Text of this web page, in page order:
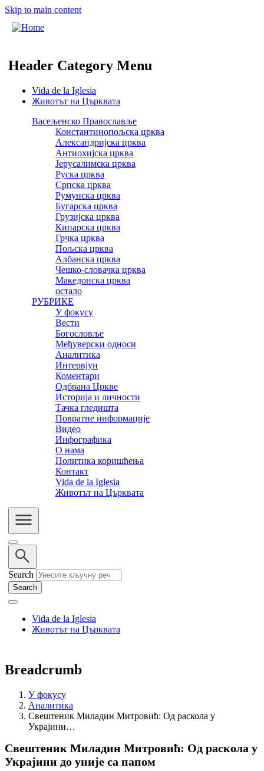
Skip to main content
Header Category Menu
Vida de la Iglesia
Животът на Църквата
Васељенско Православље
Константинопољска црква
Александријска црква
Антиохијска црква
Јерусалимска црква
Руска црква
Српска црква
Румунска црква
Бугарска црква
Грузијска црква
Кипарска црква
Грчка црква
Пољска црква
Албанска црква
Чешко-словачка црква
Македонска црква
остало
РУБРИКЕ
У фокусу
Вести
Богословље
Међуверски односи
Аналитика
Интервјуи
Коментари
Одбрана Цркве
Историја и личности
Тачка гледишта
Повратне информације
Видео
Инфографика
О нама
Политика коришћења
Контакт
Vida de la Iglesia
Животът на Църквата
Search
Vida de la Iglesia
Животът на Църквата
Breadcrumb
У фокусу
Аналитика
Свештеник Миладин Митровић: Од раскола у
Украјини…
Свештеник Миладин Митровић: Од раскола у
Украјини до уније са папом